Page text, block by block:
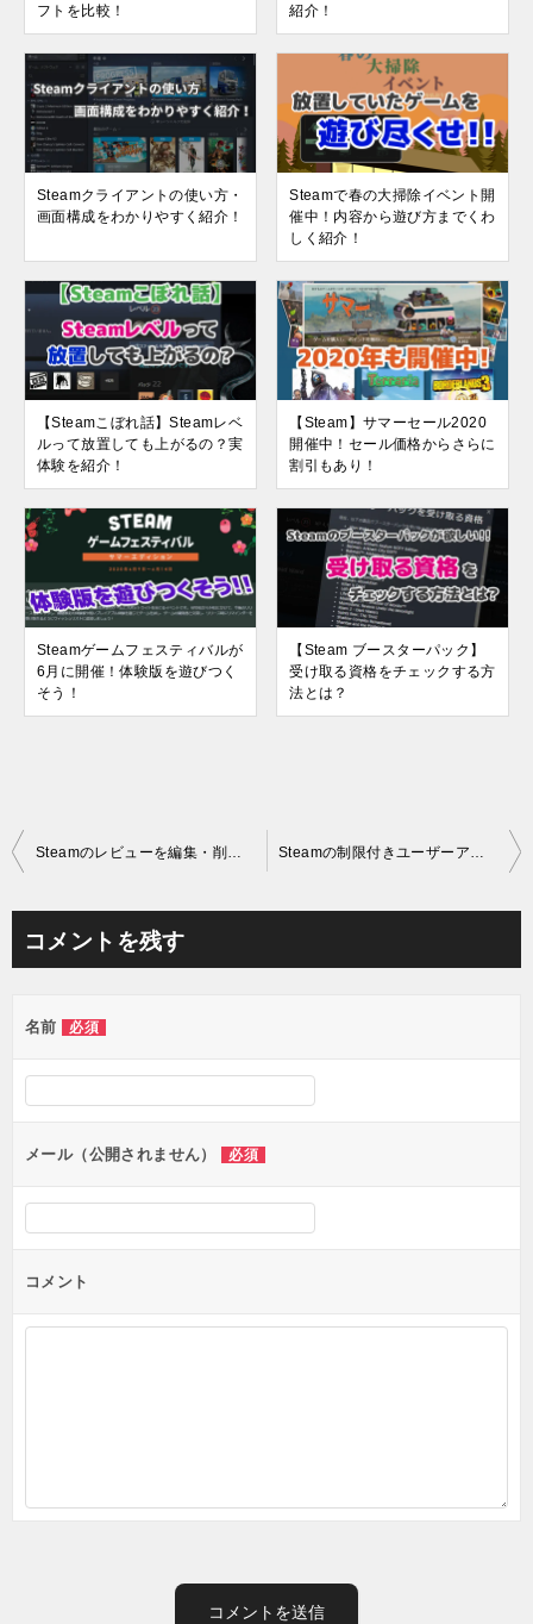
フトを比較！
紹介！
Steamクライアントの使い方・
画面構成をわかりやすく紹介！
Steamで春の大掃除イベント開
催中！内容から遊び方までくわ
しく紹介！
【Steamこぼれ話】Steamレベ
ルって放置しても上がるの？実
体験を紹介！
【Steam】サマーセール2020
開催中！セール価格からさらに
割引もあり！
Steamゲームフェスティバルが
6月に開催！体験版を遊びつく
そう！
【Steam ブースターパック】
受け取る資格をチェックする方
法とは？
投
ビ
ー
シ
ン
Steamのレビューを編集・削除・非表示にする方法をわかりやすく紹介！ Steamの制限付きユーザーアカウントとは？制限を解除する方法も紹介！
コメントを残す
名前 必須
メール（公開されません） 必須
コメント